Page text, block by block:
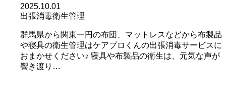
2025.10.01
出張消毒衛生管理
群馬県から関東一円の布団、マットレスなどから布製品
や寝具の衛生管理はケアプロくんの出張消毒サービスに
おまかせください♪ 寝具や布製品の衛生は、元気な声が
響き渡り…